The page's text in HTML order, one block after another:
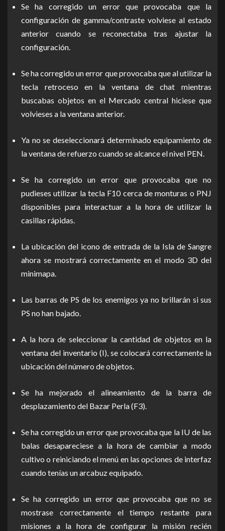
Se ha corregido un error que provocaba que la
configuración de gamma/contraste volviese al estado
anterior cuando se reconectaba tras ajustar la
configuración.
Se ha corregido un error que provocaba que al utilizar la
tecla retroceso en la ventana de chat mientras
buscabas objetos en el Mercado central hiciese que
volvieses a la ventana anterior.
Ya no se deseleccionará determinado equipamiento de
la ventana de refuerzo cuando se alcance el nivel PEN.
Se ha corregido un error que provocaba que no
pudieses utilizar la tecla F10 cerca de monturas o PNJ
disponibles para interactuar a la hora de utilizar la
casillas rápidas.
La ubicación del icono de entrada de la Isla de Sangre
ahora se mostrará correctamente en el modo 3D del
minimapa.
Las barras de PS de los enemigos ya no brillarán si sus
PS no han bajado.
A la hora de seleccionar la cantidad de objetos en la
ventana del inventario (I), se colocará correctamente la
ubicación del número de objetos.
Se ha mejorado el alineamiento de la barra de
desplazamiento del Bazar Perla (F3).
Se ha corregido un error que provocaba que la IU de las
balas desapareciese a la hora de cambiar a modo
cultivo o reiniciando el menú en las opciones de interfaz
cuando tenías un arcabuz equipado.
Se ha corregido un error que provocaba que no se
mostrase correctamente el tiempo restante para
misiones a la hora de configurar la misión recién